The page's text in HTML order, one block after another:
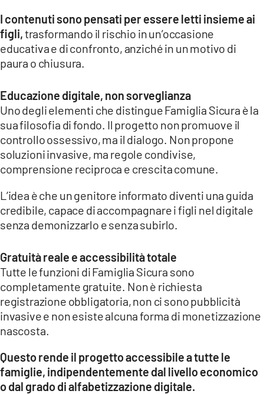
I contenuti sono pensati per essere letti insieme ai
figli,trasformando il rischio in un’occasione
educativa e di confronto, anziché in un motivo di
paura o chiusura.
Educazione digitale, non sorveglianza
Uno degli elementi che distingue Famiglia Sicura è la
sua filosofia di fondo. Il progetto non promuove il
controllo ossessivo, ma il dialogo. Non propone
soluzioni invasive, ma regole condivise,
comprensione reciproca e crescita comune.
L’idea è che un genitore informato diventi una guida
credibile, capace di accompagnare i figli nel digitale
senza demonizzarlo e senza subirlo.
Gratuità reale e accessibilità totale
Tutte le funzioni di Famiglia Sicura sono
completamente gratuite. Non è richiesta
registrazione obbligatoria, non ci sono pubblicità
invasive e non esiste alcuna forma di monetizzazione
nascosta.
Questo rende il progetto accessibile a tutte le
famiglie, indipendentemente dal livello economico
o dal grado di alfabetizzazione digitale.